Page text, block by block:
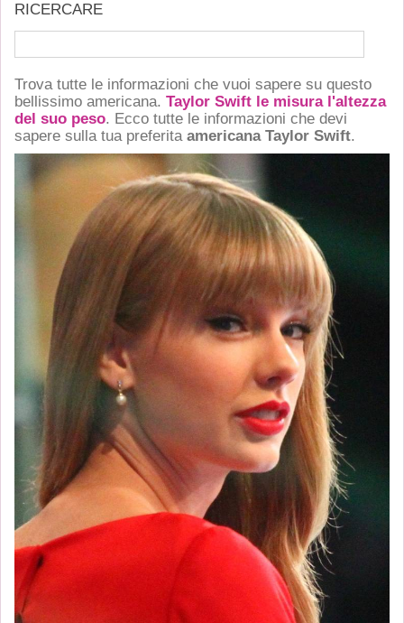
RICERCARE
Trova tutte le informazioni che vuoi sapere su questo
bellissimo americana. Taylor Swift le misura l'altezza
del suo peso. Ecco tutte le informazioni che devi
sapere sulla tua preferita americana Taylor Swift.